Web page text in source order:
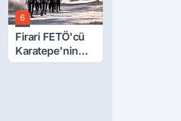
Üzerine Çıkarıldı
6
Firari FETÖ'cü
Karatepe'nin
Gösterdiği